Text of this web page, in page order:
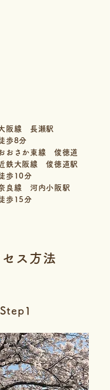
阪線 長瀬駅
歩8分
おさか東線 俊徳道
鉄大阪線 俊徳道駅
歩10分
良線 河内小阪駅
歩15分
セス方法
Step1